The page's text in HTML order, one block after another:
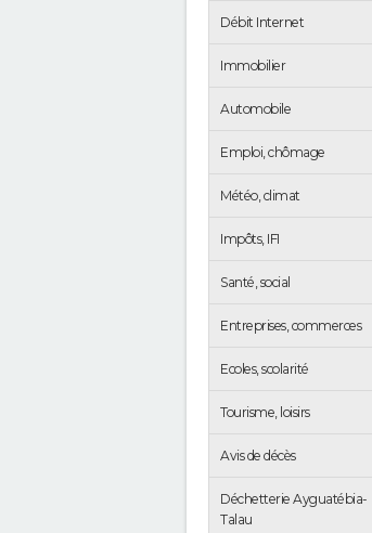
Débit Internet
Immobilier
Automobile
Emploi, chômage
Météo, climat
Impôts, IFI
Santé, social
Entreprises, commerces
Ecoles, scolarité
Tourisme, loisirs
Avis de décès
Déchetterie Ayguatébia-
Talau